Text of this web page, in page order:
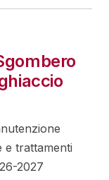
e trattamenti
2027